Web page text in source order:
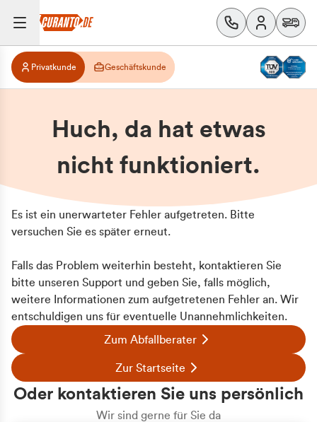
Privatkunde Geschäftskunde
Huch, da hat etwas
nicht funktioniert.
Es ist ein unerwarteter Fehler aufgetreten. Bitte
versuchen Sie es später erneut.
Falls das Problem weiterhin besteht, kontaktieren Sie
bitte unseren Support und geben Sie, falls möglich,
weitere Informationen zum aufgetretenen Fehler an. Wir
entschuldigen uns für eventuelle Unannehmlichkeiten.
Zum Abfallberater
Zur Startseite
Oder kontaktieren Sie uns persönlich
Wir sind gerne für Sie da